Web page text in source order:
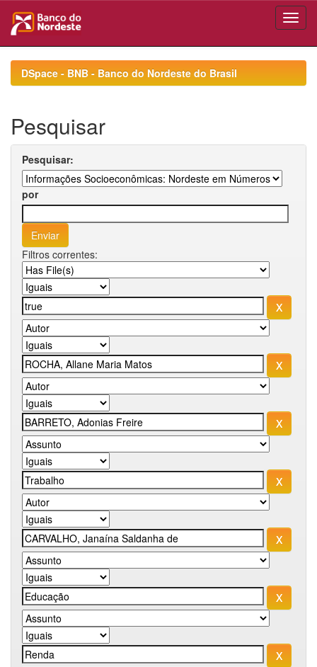
navigationDSpace - BNB - Banco do Nordeste do Brasil
Pesquisar
Pesquisar:
por
Filtros correntes: